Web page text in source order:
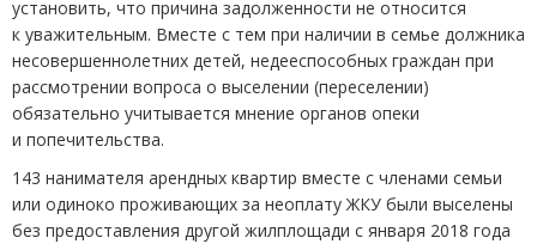
установить, что причина задолженности не относится
к уважительным. Вместе с тем при наличии в семье должника
несовершеннолетних детей, недееспособных граждан при
рассмотрении вопроса о выселении (переселении)
обязательно учитывается мнение органов опеки
и попечительства.
143 нанимателя арендных квартир вместе с членами семьи
или одиноко проживающих за неоплату ЖКУ были выселены
без предоставления другой жилплощади с января 2018 года